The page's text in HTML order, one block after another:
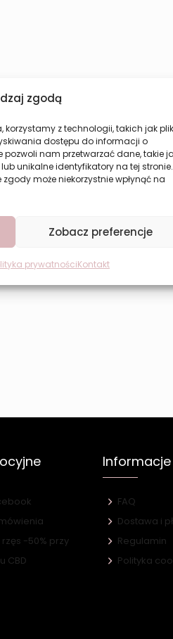
zgodą
korzystamy z technologii, takich jak
dostępu do informacji o
nam przetwarzać dane, takie
unikalne identyfikatory na tej stronie.
może niekorzystnie wpłynąć na
Zobacz preferencje
prywatnościKontakt
-50% przy
CBD
Informacje
FAQ
Dostawa i
Regulamin
Polityka